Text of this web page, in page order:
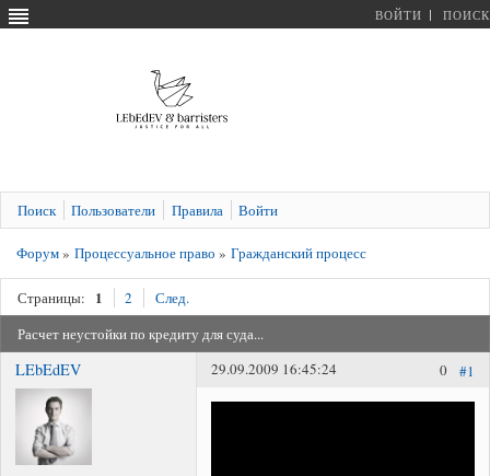
ВОЙТИ ПОИСК
Поиск Пользователи Правила Войти
Форум» Процессуальное право » Гражданский процесс
Страницы: 1 2
След.
Расчет неустойки по кредиту для суда...
LEbEdEV #1
0
29.09.2009 16:45:24